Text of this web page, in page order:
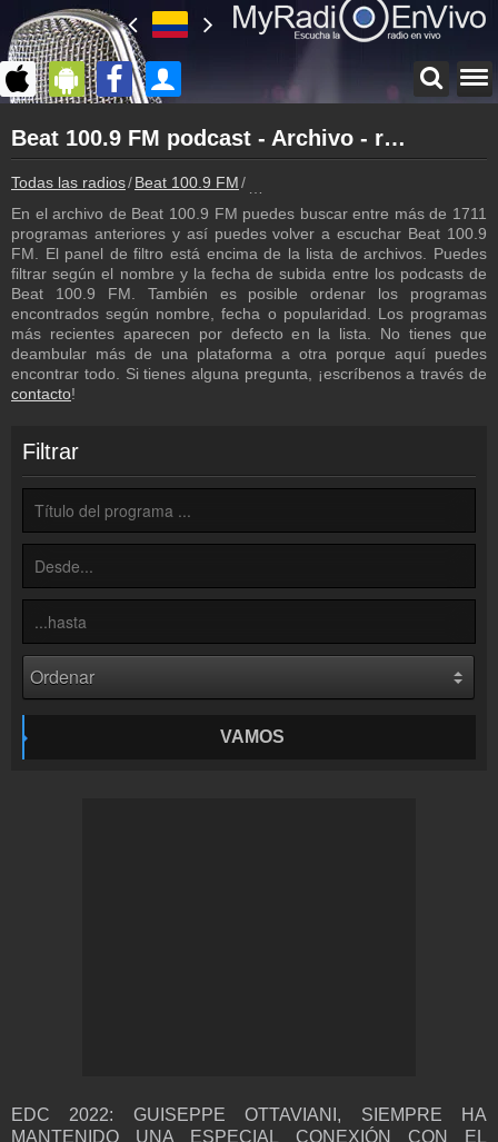
myradioenvivo.mx
Beat 100.9 FM
Atrás a la página de Beat 100.9 FM
Inicio de sesión
¡Crea una cuenta propia!
Lista de canciones
Descubre lo que ha sonado hasta ahora
Programación
Los programas de Beat 100.9 FM
Contacto
Colaboración
¡Envía tu radio!
Inserción de la radio
Inclúyelo a tu sitio web
Beat 100.9 FM podcast - Archivo - repetición de los programas
Todas las radios Beat 100.9 FM
En el archivo de Beat 100.9 FM puedes buscar entre más de 1711
programas anteriores y así puedes volver a escuchar Beat 100.9
FM. El panel de filtro está encima de la lista de archivos. Puedes
filtrar según el nombre y la fecha de subida entre los podcasts de
Beat 100.9 FM. También es posible ordenar los programas
encontrados según nombre, fecha o popularidad. Los programas
más recientes aparecen por defecto en la lista. No tienes que
deambular más de una plataforma a otra porque aquí puedes
encontrar todo. Si tienes alguna pregunta, ¡escríbenos a través de
contacto!
Filtrar
VAMOS
EDC 2022: GUISEPPE OTTAVIANI, SIEMPRE HA
MANTENIDO UNA ESPECIAL CONEXIÓN CON EL